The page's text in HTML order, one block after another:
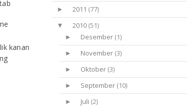
kanan
► 2011 (77)
▼ 2010 (51)
► Desember (1)
► November (3)
► Oktober (3)
► September (10)
► Juli (2)